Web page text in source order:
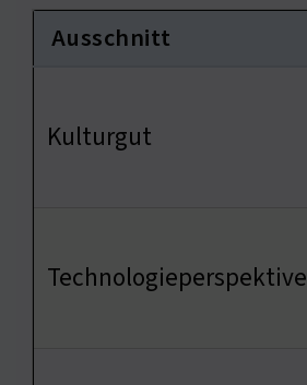
Ausschnitt
Kulturgut
Technologieperspektive